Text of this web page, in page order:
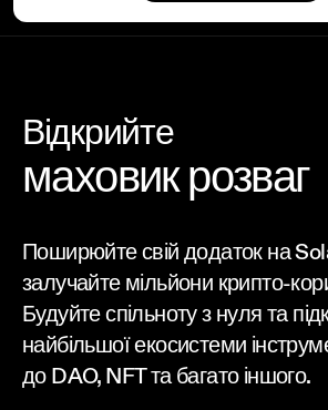
Відкрийте
маховик розваг
Поширюйте свій додаток на
залучайте мільйони крипто-
Будуйте спільноту з нуля та
найбільшої екосистеми
до DAO, NFT та багато іншого.